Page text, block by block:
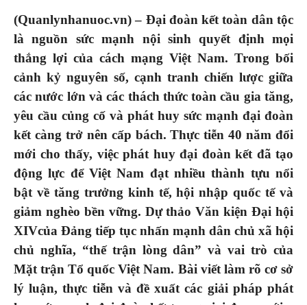
(Quanlynhanuoc.vn) – Đại đoàn kết toàn dân tộc
là nguồn sức mạnh nội sinh quyết định mọi
thắng lợi của cách mạng Việt Nam. Trong bối
cảnh kỷ nguyên số, cạnh tranh chiến lược giữa
các nước lớn và các thách thức toàn cầu gia tăng,
yêu cầu củng cố và phát huy sức mạnh đại đoàn
kết càng trở nên cấp bách. Thực tiễn 40 năm đổi
mới cho thấy, việc phát huy đại đoàn kết đã tạo
động lực để Việt Nam đạt nhiều thành tựu nổi
bật về tăng trưởng kinh tế, hội nhập quốc tế và
giảm nghèo bền vững. Dự thảo Văn kiện Đại hội
XIVcủa Đảng tiếp tục nhấn mạnh dân chủ xã hội
chủ nghĩa, “thế trận lòng dân” và vai trò của
Mặt trận Tổ quốc Việt Nam. Bài viết làm rõ cơ sở
lý luận, thực tiễn và đề xuất các giải pháp phát